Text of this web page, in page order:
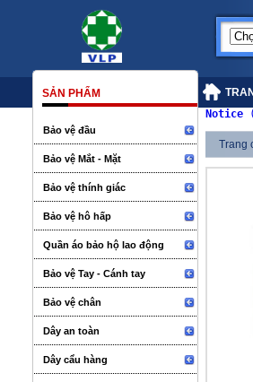
SẢN PHẨM
Bảo vệ đầu
Bảo vệ Mắt - Mặt
Bảo vệ thính giác
Bảo vệ hô hấp
Quần áo bảo hộ lao động
Bảo vệ Tay - Cánh tay
Bảo vệ chân
Dây an toàn
Dây cẩu hàng
Notice
Trang